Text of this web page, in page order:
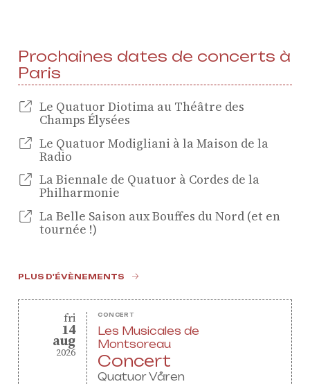
Prochaines dates de concerts à
Paris
Le Quatuor Diotima au Théâtre des
Champs Élysées
Le Quatuor Modigliani à la Maison de la
Radio
La Biennale de Quatuor à Cordes de la
Philharmonie
La Belle Saison aux Bouffes du Nord (et en
tournée !)
PLUS D'ÉVÈNEMENTS
friday
fri
14
august
aug
2026
CONCERT
Les Musicales de
Montsoreau
Concert
Quatuor Våren
Européen de Musique de
Chambre
Résidence jeunes
interprètes
Formation
professionnelle et
masterclasses
Projets européens
Actions culturelles
Concerts et événements
Agenda
Actualités
Soutenir ProQuartet
Vidéos des masterclasses